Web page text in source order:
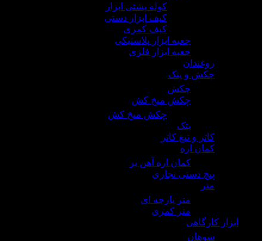
کوله پشتی ابزار
کیف ابزار دستی
کیف کمری
جعبه ابزار پلاستیکی
جعبه ابزار فلزی
روغندان
چکش و پتک
چکش
چکش میخ کش
چکش میخ کش
پتک
کاتر و تیغ کاتر
کمان اره
کمان اره آهن بر
پیچ دستی نجاری
متر
متر پارچه ای
متر کمری
ابزار کارگاهی
سوهان